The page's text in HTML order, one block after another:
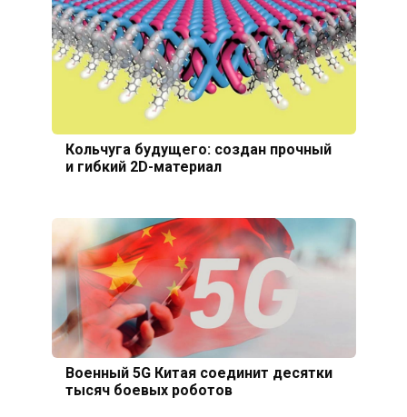
Кольчуга будущего: создан прочный
и гибкий 2D-материал
Военный 5G Китая соединит десятки
тысяч боевых роботов